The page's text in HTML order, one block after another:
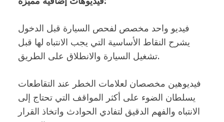
فيديو واحد مخصص لفحص السيارة قبل الدخول
يشرح النقاط الأساسية التي يجب الانتباه لها قبل
تشغيل السيارة والانطلاق على الطريق.
فيديوهين مخصصان لعلامات الخطر عند التقاطعات
يسلطان الضوء على أكثر المواقف التي تحتاج إلى
الانتباه والفهم الدقيق لتفادي الحوادث واتخاذ القرار